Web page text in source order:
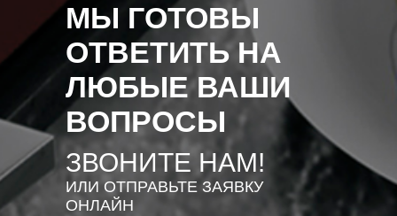
МЫ ГОТОВЫ
ОТВЕТИТЬ НА
ЛЮБЫЕ ВАШИ
ВОПРОСЫ
ЗВОНИТЕ НАМ!
ИЛИ ОТПРАВЬТЕ ЗАЯВКУ
ОНЛАЙН